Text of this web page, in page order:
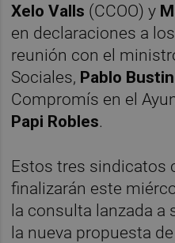
Xelo Valls (CCOO) y
en declaraciones a
reunión con el
Sociales, Pablo
Compromís en el
Papi Robles.
Estos tres sindicatos
finalizarán este
la consulta lanzada a
la nueva propuesta